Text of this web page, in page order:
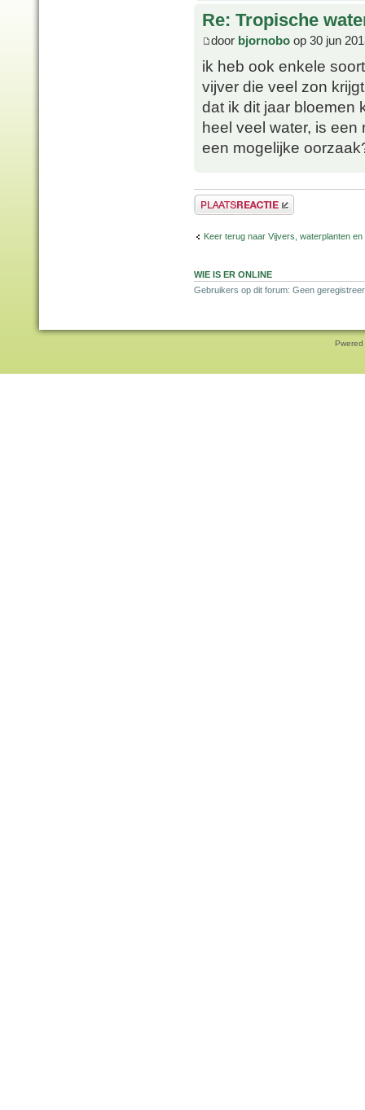
Re: Tropische
door bjornobo op 30 jun
ik heb ook enkele
vijver die veel zon
dat ik dit jaar bloemen
heel veel water, is
een mogelijke
Plaats een reactie
Keer terug naar Vijvers, waterplanten en
WIE IS ER ONLINE
Gebruikers op dit forum: Geen